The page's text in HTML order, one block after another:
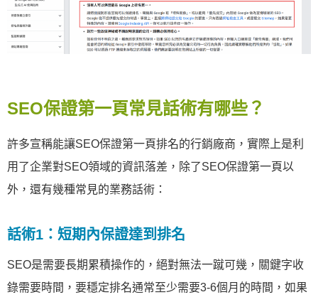
SEO保證第一頁常見話術有哪些？
許多宣稱能讓SEO保證第一頁排名的行銷廠商，實際上是利
用了企業對SEO領域的資訊落差，除了SEO保證第一頁以
外，還有幾種常見的業務話術：
話術1：短期內保證達到排名
SEO是需要長期累積操作的，絕對無法一蹴可幾，關鍵字收
錄需要時間，要穩定排名通常至少需要3-6個月的時間，如果